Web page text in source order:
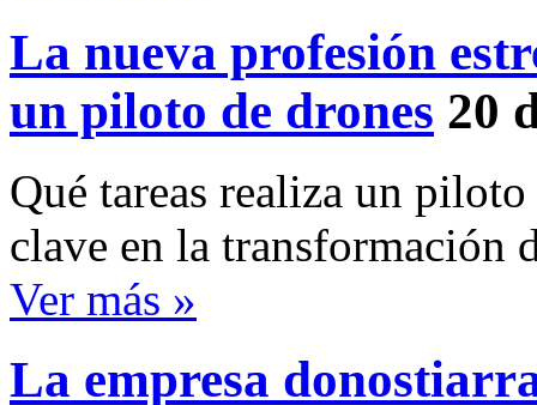
La nueva profesión
un piloto de drones 20
Qué tareas realiza un
clave en la transformación
Ver más »
La empresa